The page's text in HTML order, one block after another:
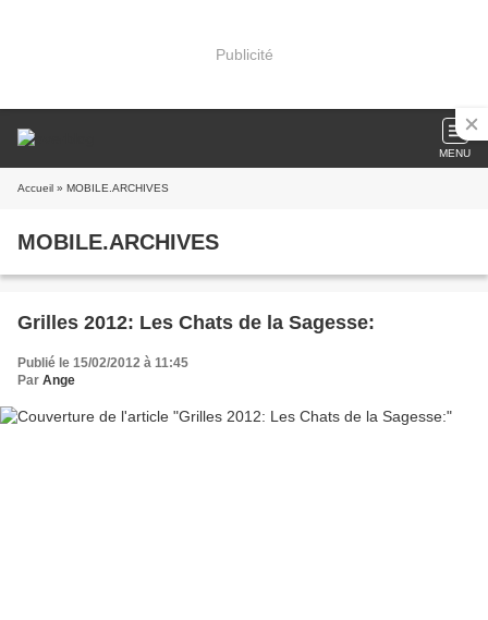
Publicité
MENU
Accueil » MOBILE.ARCHIVES
MOBILE.ARCHIVES
Grilles 2012: Les Chats de la Sagesse:
Publié le 15/02/2012 à 11:45
Par Ange